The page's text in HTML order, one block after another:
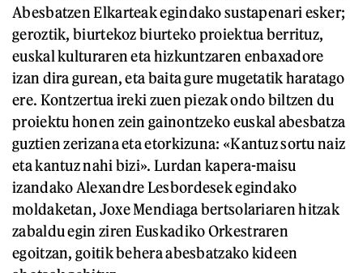
Abesbatzen Elkarteak egindako sustapenari esker;
geroztik, biurtekoz biurteko proiektua berrituz,
euskal kulturaren eta hizkuntzaren enbaxadore
izan dira gurean, eta baita gure mugetatik haratago
ere. Kontzertua ireki zuen piezak ondo biltzen du
proiektu honen zein gainontzeko euskal abesbatza
guztien zerizana eta etorkizuna: «Kantuz sortu naiz
eta kantuz nahi bizi». Lurdan kapera-maisu
izandako Alexandre Lesbordesek egindako
moldaketan, Joxe Mendiaga bertsolariaren hitzak
zabaldu egin ziren Euskadiko Orkestraren
egoitzan, goitik behera abesbatzako kideen